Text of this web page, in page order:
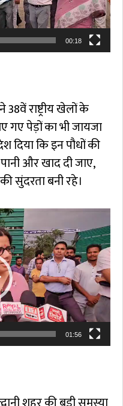
00:18
38वें राष्ट्रीय खेलों के
गए पेड़ों का भी जायजा
दिया कि इन पौधों की
और खाद दी जाए,
सुंदरता बनी रहे।
01:56